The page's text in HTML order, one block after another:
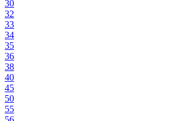
30
32
33
34
35
36
38
40
45
50
55